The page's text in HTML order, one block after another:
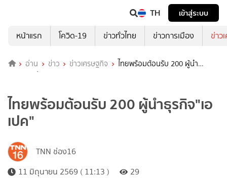
TH
เข้าสู่ระบบ
หน้าแรก
โควิด-19 ข่าวทั่วไทย ข่าวการเมือง ข่าว
อ่าน ข่าว ข่าวเศรษฐกิจ
ไทยพร้อมต้อนรับ 200 ผู้นำ
ธุรกิจ"เอเปค"
ไทยพร้อมต้อนรับ 200 ผู้นำธุรกิจ"เอ
เปค"
TNN ช่อง16
11 มิถุนายน 2569 ( 11:13 )
29